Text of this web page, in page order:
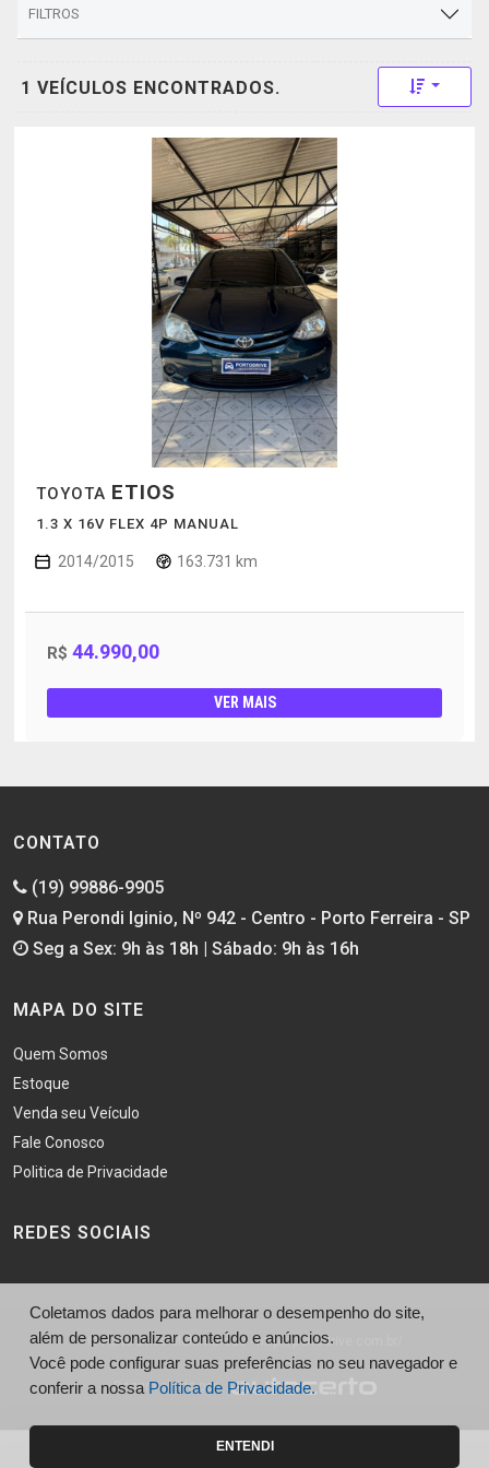
FILTROS
1 VEÍCULOS ENCONTRADOS. Toggle
TOYOTA ETIOS
1.3 X 16V FLEX 4P MANUAL
2014/2015 163.731 km
R$ 44.990,00
VER MAIS
CONTATO
(19) 99886-9905
Rua Perondi Iginio, Nº 942 - Centro - Porto Ferreira - SP
Seg a Sex: 9h às 18h | Sábado: 9h às 16h
MAPA DO SITE
Quem Somos
Estoque
Venda seu Veículo
Fale Conosco
Politica de Privacidade
REDES SOCIAIS
© Porto Drive Multimarcas - http://portodrive.com.br/
Desenvolvido por
Coletamos dados para melhorar o desempenho do site,
além de personalizar conteúdo e anúncios.
Você pode configurar suas preferências no seu navegador e
conferir a nossa Política de Privacidade.
ENTENDI